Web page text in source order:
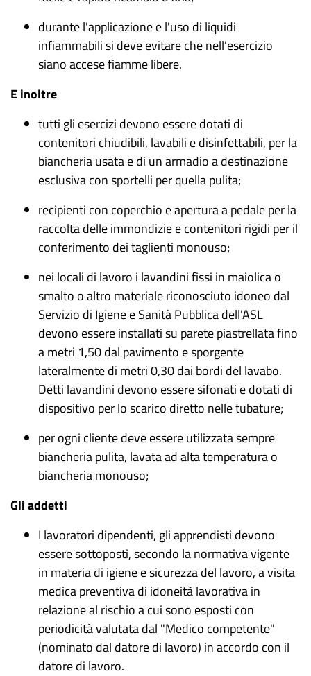
durante l'applicazione e l'uso di liquidi
infiammabili si deve evitare che nell'esercizio
siano accese fiamme libere.
E inoltre
tutti gli esercizi devono essere dotati di
contenitori chiudibili, lavabili e disinfettabili, per la
biancheria usata e di un armadio a destinazione
esclusiva con sportelli per quella pulita;
recipienti con coperchio e apertura a pedale per la
raccolta delle immondiziee contenitori rigidi per il
conferimento dei taglienti monouso;
nei locali di lavoro i lavandini fissi in maiolica o
smalto o altro materiale riconosciuto idoneo dal
Servizio di Igiene e Sanità Pubblica dell'ASL
devono essere installati su parete piastrellata fino
a metri 1,50 dal pavimento e sporgente
lateralmente di metri 0,30 dai bordi del lavabo.
Detti lavandini devono essere sifonati e dotati di
dispositivo per lo scarico diretto nelle tubature;
per ogni cliente deve essere utilizzata sempre
biancheria pulita, lavata ad alta temperatura o
biancheria monouso;
Gli addetti
I lavoratori dipendenti, gli apprendisti devono
essere sottoposti, secondo la normativa vigente
in materia di igiene e sicurezza del lavoro, a visita
medica preventiva di idoneità lavorativa in
relazione al rischio a cui sono esposti con
periodicità valutata dal "Medico competente"
(nominato dal datore di lavoro) in accordo con il
datore di lavoro.